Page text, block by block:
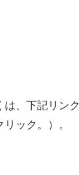
は、下記リンク
ック。）。